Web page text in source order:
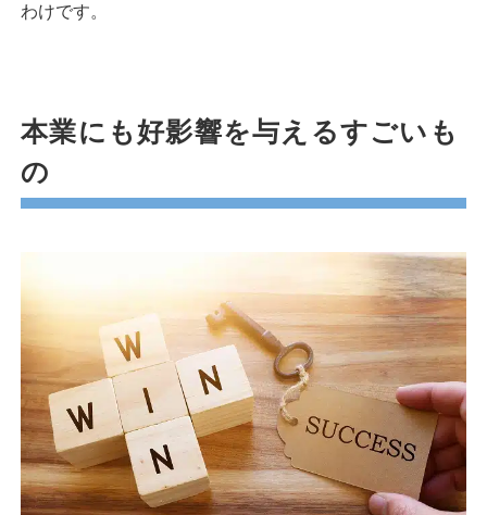
わけです。
本業にも好影響を与えるすごいも
の